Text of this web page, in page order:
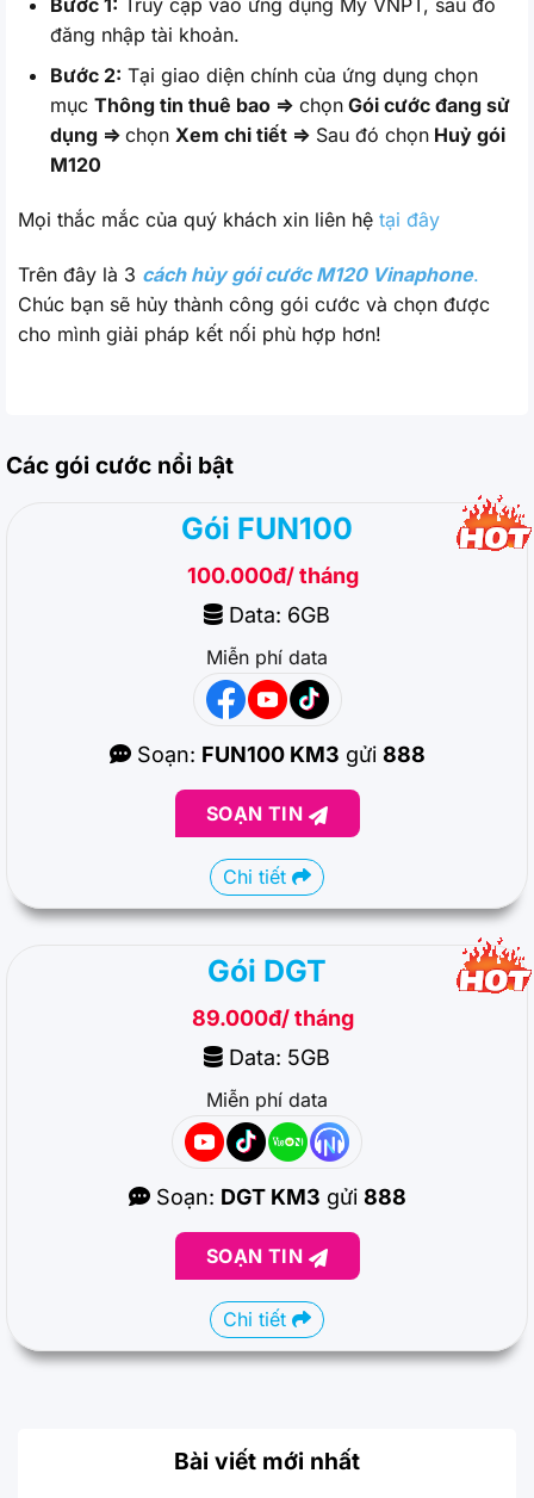
đăng nhập tài khoản.
Bước 2: Tại giao diện chính của ứng dụng chọn
mụcThông tin thuê bao ⇒ chọn Gói cước đang sử
dụng ⇒chọnXem chi tiết ⇒ Sau đó chọn Huỷ gói
M120
Mọi thắc mắc của quý khách xin liên hệ tại đây
Trên đây là 3 cách hủy gói cước M120 Vinaphone.
Chúc bạn sẽ hủy thành công gói cước và chọn được
cho mình giải pháp kết nối phù hợp hơn!
Các gói cước nổi bật
Gói FUN100
100.000đ/ tháng
Data: 6GB
Miễn phí data
Soạn: FUN100 KM3 gửi 888
SOẠN TIN
Chi tiết
Gói DGT
89.000đ/ tháng
Data: 5GB
Miễn phí data
Soạn: DGT KM3 gửi 888
SOẠN TIN
Chi tiết
Bài viết mới nhất